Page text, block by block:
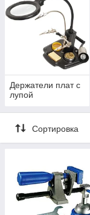
Вы можете выбрать
бесплатной
Держатели плат с
лупой
Сортировка